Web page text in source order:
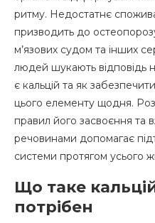
Що таке
Як позначається
Який кальцій
Який кальцій
Який кальцій
Що вимиває кальцій
Продукти що
поради
ритму. Недостатнє
призводить до
м’язових судом та інших
людей шукають відповідь
є кальцій та як
цього елементу щодня.
правил його засвоєння та
речовинами допомагає
системи протягом усього
Що таке
потрібен